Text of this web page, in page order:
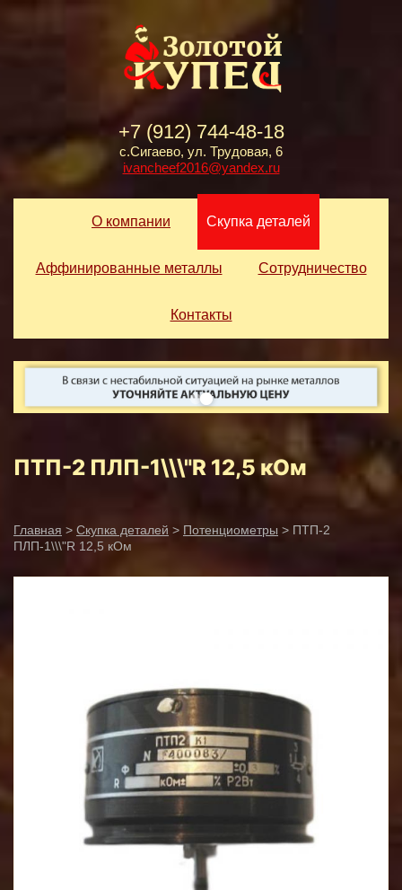
+7 (912) 744-48-18
с.Сигаево, ул. Трудовая, 6
ivancheef2016@yandex.ru
О компании Скупка деталей
Аффинированные металлы Сотрудничество
Контакты
ПТП-2 ПЛП-1\\\"R 12,5 кОм
Главная > Скупка деталей > Потенциометры > ПТП-2
ПЛП-1\\\"R 12,5 кОм